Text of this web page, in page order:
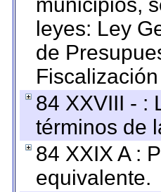
leyes: Ley
de
84 XXVIII - :
términos de
84 XXIX A :
equivalente.